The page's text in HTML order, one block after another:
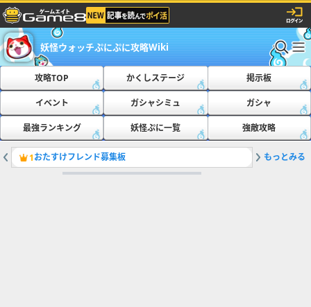
妖怪ウォッチぷにぷに攻略Wiki
攻略TOP かくしステージ 掲示板
イベント ガシャシミュ ガシャ
最強ランキング 妖怪ぷに一覧 強敵攻略
1おたすけフレンド募集板 2最新の
もっとみる